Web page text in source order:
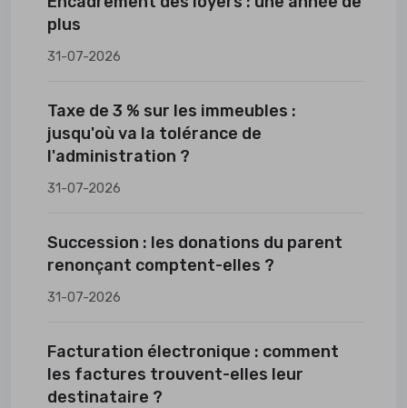
plus
31-07-2026
Taxe de 3 % sur les immeubles :
jusqu'où va la tolérance de
l'administration ?
31-07-2026
Succession : les donations du parent
renonçant comptent-elles ?
31-07-2026
Facturation électronique : comment
les factures trouvent-elles leur
destinataire ?